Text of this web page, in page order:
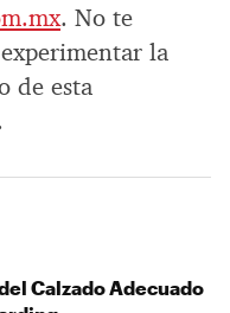
. No te
la
de esta
Calzado Adecuado